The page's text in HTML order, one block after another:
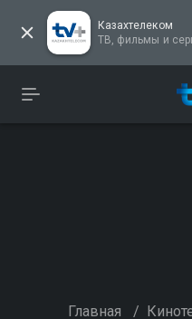
Казахтелеком
ТВ, фильмы и
Главная /